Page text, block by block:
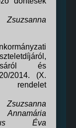
és
2014. (X.
rendelet
Éva